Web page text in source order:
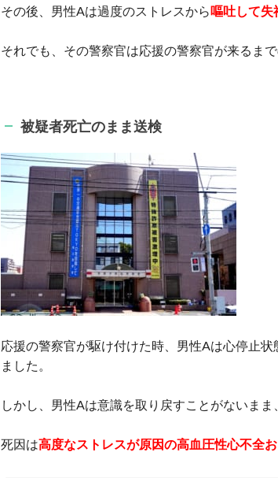
その後、男性Aは過度のストレスから嘔吐して失
それでも、その警察官は応援の警察官が来るま
被疑者死亡のまま送検
応援の警察官が駆け付けた時、男性Aは心停止
ました。
しかし、男性Aは意識を取り戻すことがないまま
死因は高度なストレスが原因の高血圧性心不全